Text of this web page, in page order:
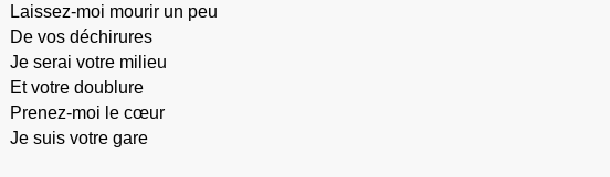
Laissez-moi mourir un peu
De vos déchirures
Je serai votre milieu
Et votre doublure
Prenez-moi le cœur
Je suis votre gare